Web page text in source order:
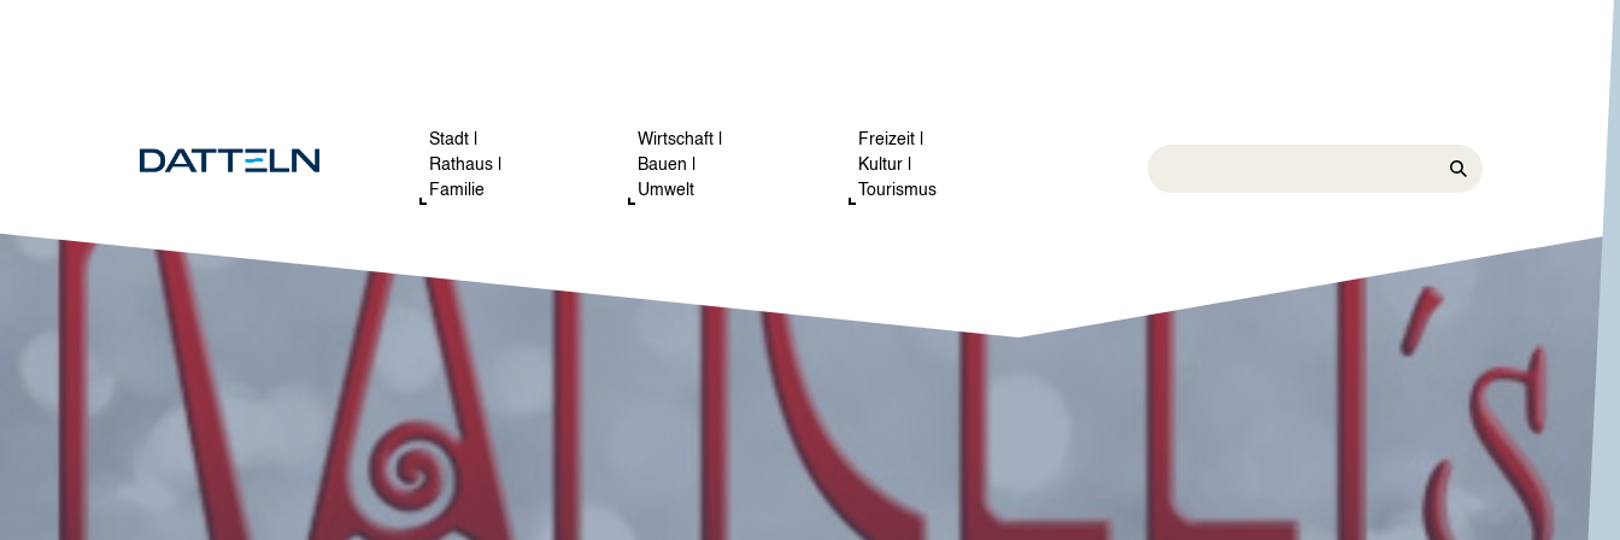
Stadt |
Rathaus |
Familie
Wirtschaft |
Bauen |
Umwelt
Freizeit |
Kultur |
Tourismus